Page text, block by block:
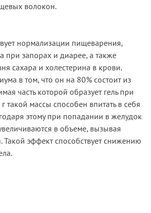
волокон.
нормализации пищеварения,
при запорах и диарее, а также
сахара и холестерина в крови.
в том, что он на 80% состоит из
часть которой образует гель при
такой массы способен впитать в себя
этому при попадании в желудок
в объеме, вызывая
Такой эффект способствует снижению